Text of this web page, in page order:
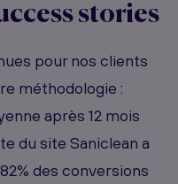
stories
pour nos clients
méthodologie :
après 12 mois
du site Saniclean a
des conversions